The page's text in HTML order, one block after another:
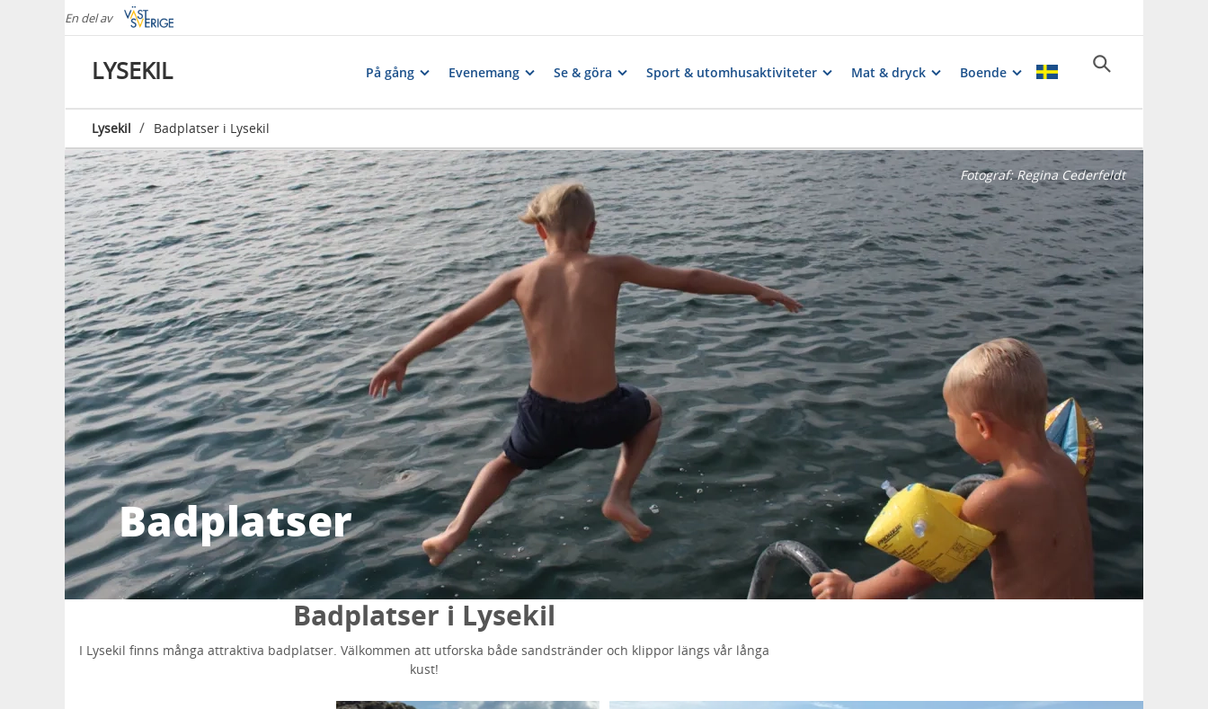
En del av
LYSEKIL På gång Evenemang Se & göra Sport & utomhusaktiviteter Mat & dryck Boende
Lysekil / Badplatser i Lysekil
Badplatser
Fotograf:Regina Cederfeldt
Badplatser i Lysekil
I Lysekil finns många attraktiva badplatser. Välkommen att utforska både sandstränder och klippor längs vår långa
kust!